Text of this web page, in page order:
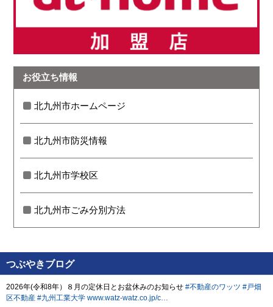
お役立ち情報
北九州市ホームページ
北九州市防災情報
北九州市学校区
北九州市ごみ分別方法
つぶやきブログ